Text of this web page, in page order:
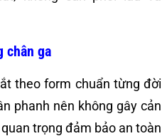
chân ga
theo form chuẩn từng đời
phanh nên không gây cản
trọng đảm bảo an toàn